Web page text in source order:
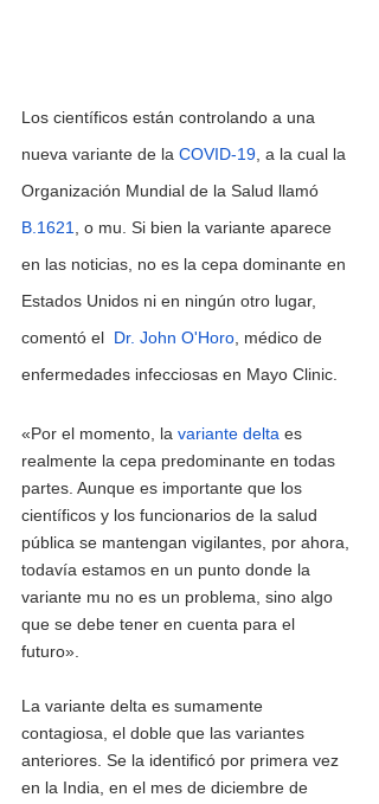
Los científicos están controlando a una
nueva variante de la COVID-19 , a la cual la
Organización Mundial de la Salud llamó
B.1621
, o mu. Si bien la variante aparece
en las noticias, no es la cepa dominante en
Estados Unidos ni en ningún otro lugar,
comentó el Dr. John O'Horo , médico de
enfermedades infecciosas en Mayo Clinic.
«Por el momento, la variante delta es
realmente la cepa predominante en todas
partes. Aunque es importante que los
científicos y los funcionarios de la salud
pública se mantengan vigilantes, por ahora,
todavía estamos en un punto donde la
variante mu no es un problema, sino algo
que se debe tener en cuenta para el
futuro».
La variante delta es sumamente
contagiosa, el doble que las variantes
anteriores. Se la identificó por primera vez
en la India, en el mes de diciembre de